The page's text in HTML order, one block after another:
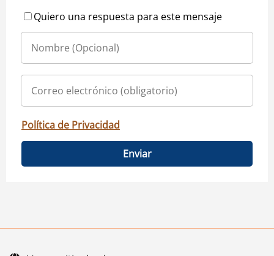
Quiero una respuesta para este mensaje
Política de Privacidad
Enviar